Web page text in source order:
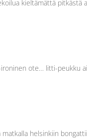
kieltämättä pitkästä
ote… litti-peukku
helsinkiin